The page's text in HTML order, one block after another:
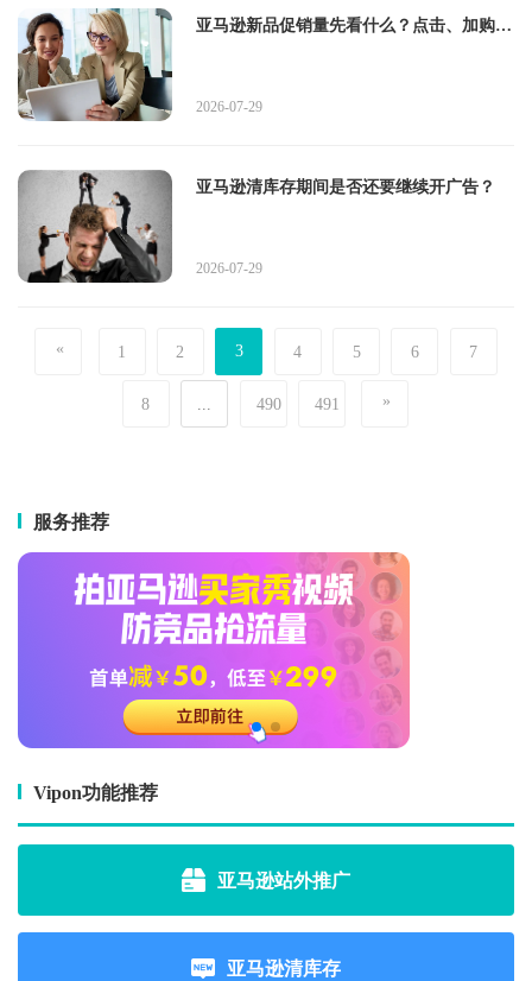
亚马逊新品促销量先看什么？点击、加购和
2026-07-29
亚马逊清库存期间是否还要继续开广告？
2026-07-29
« 1 2 3 4 5 6 7
8 490 491 »
服务推荐
Vipon功能推荐
亚马逊站外推广
亚马逊清库存